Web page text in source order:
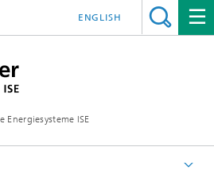
ISE
ENGLISH